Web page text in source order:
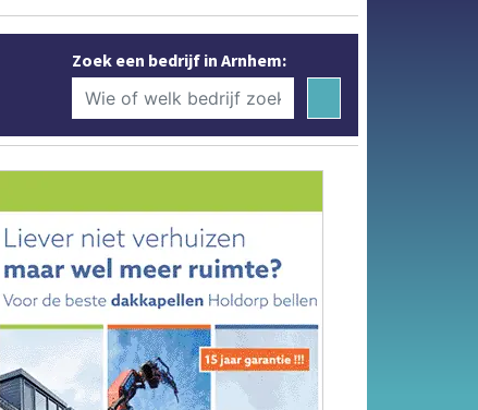
Zoek een bedrijf in Arnhem: